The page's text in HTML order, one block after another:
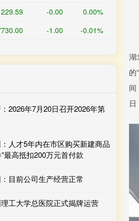
湖
的
间
229.59 -0.00 0.00%
-1.00 -0.01%
2026年7月20日召开2026年第
人才5年内在市区购买新建商品
最高抵扣200万元首付款
目前公司生产经营正常
工大学总医院正式揭牌运营